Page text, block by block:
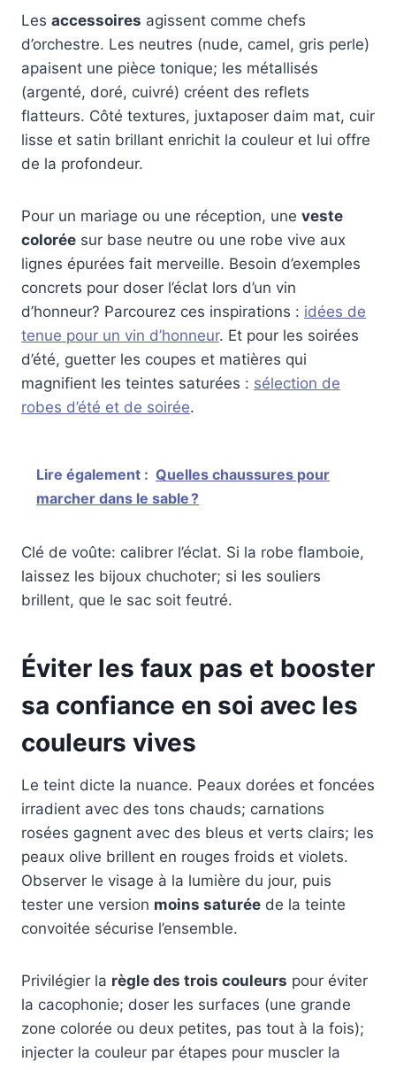
Les accessoires agissent comme chefs
d’orchestre. Les neutres (nude, camel, gris perle)
apaisent une pièce tonique; les métallisés
(argenté, doré, cuivré) créent des reflets
flatteurs. Côté textures, juxtaposer daim mat, cuir
lisse et satin brillant enrichit la couleur et lui offre
de la profondeur.
Pour un mariage ou une réception, une veste
colorée sur base neutre ou une robe vive aux
lignes épurées fait merveille. Besoin d’exemples
concrets pour doser l’éclat lors d’un vin
d’honneur? Parcourez ces inspirations : idées de
tenue pour un vin d’honneur. Et pour les soirées
d’été, guetter les coupes et matières qui
magnifient les teintes saturées : sélection de
robes d’été et de soirée.
Lire également : Quelles chaussures pour
marcher dans le sable ?
Clé de voûte: calibrer l’éclat. Si la robe flamboie,
laissez les bijoux chuchoter; si les souliers
brillent, que le sac soit feutré.
Éviter les faux pas et booster
sa confiance en soi avec les
couleurs vives
Le teint dicte la nuance. Peaux dorées et foncées
irradient avec des tons chauds; carnations
rosées gagnent avec des bleus et verts clairs; les
peaux olive brillent en rouges froids et violets.
Observer le visage à la lumière du jour, puis
tester une version moins saturée de la teinte
convoitée sécurise l’ensemble.
Privilégier la règle des trois couleurs pour éviter
la cacophonie; doser les surfaces (une grande
zone colorée ou deux petites, pas tout à la fois);
injecter la couleur par étapes pour muscler la